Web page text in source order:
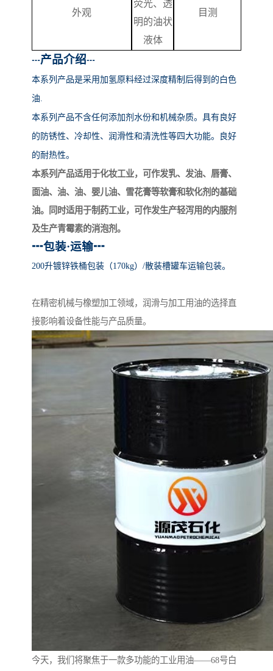
外观
荧光、透
明的油状
液体
目测
┅产品介绍┅
本系列产品是采用加氢原料经过深度精制后得到的白色
油.
本系列产品不含任何添加剂水份和机械杂质。具有良好
的防锈性、冷却性、润滑性和清洗性等四大功能。良好
的耐热性。
本系列产品适用于化妆工业，可作发乳、发油、唇膏、
面油、油、油、婴儿油、雪花膏等软膏和软化剂的基础
油。同时适用于制药工业，可作发生产轻泻用的内服剂
及生产青霉素的消泡剂。
┅包装·运输┅
200升镀锌铁桶包装（170kg）/散装槽罐车运输包装。
在精密机械与橡塑加工领域，润滑与加工用油的选择直
接影响着设备性能与产品质量。
今天，我们将聚焦于一款多功能的工业用油——68号白